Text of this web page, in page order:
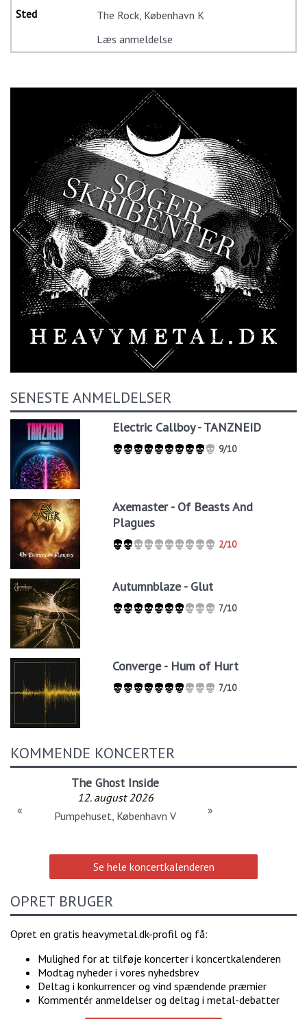
The Rock, København K
Læs anmeldelse
SENESTE ANMELDELSER
Electric Callboy - TANZNEID
9/10
Axemaster - Of Beasts And
Plagues
2/10
Autumnblaze - Glut
7/10
Converge - Hum of Hurt
7/10
KOMMENDE KONCERTER
The Ghost Inside
12. august 2026
Pumpehuset, København V
« »
Se hele koncertkalenderen
OPRET BRUGER
Opret en gratis heavymetal.dk-profil og få:
Mulighed for at tilføje koncerter i koncertkalenderen
Modtag nyheder i vores nyhedsbrev
Deltag i konkurrencer og vind spændende præmier
Kommentér anmeldelser og deltag i metal-debatter